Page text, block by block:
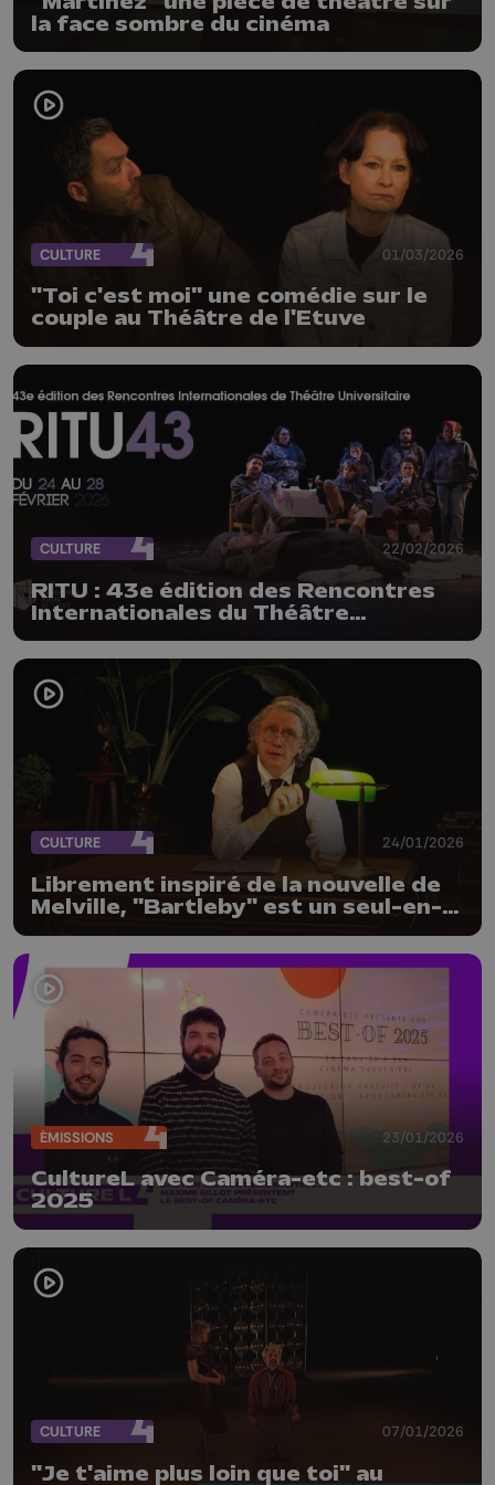
la face sombre du cinéma
CULTURE 01/03/2026
"Toi c'est moi" une comédie sur le
couple au Théâtre de l'Etuve
CULTURE 22/02/2026
RITU : 43e édition des Rencontres
Internationales du Théâtre
Universitaire à Liège
CULTURE 24/01/2026
Librement inspiré de la nouvelle de
Melville, "Bartleby" est un seul-en-
ÉMISSIONS 23/01/2026
CultureL avec Caméra-etc : best-of
2025
CULTURE 07/01/2026
"Je t'aime plus loin que toi" au